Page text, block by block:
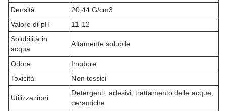
Densità
20,44 G/cm3
Valore di pH
11-12
Solubilità in
acqua
Altamente solubile
Odore
Inodore
Toxicità
Non tossici
Utilizzazioni
Detergenti, adesivi, trattamento delle acque,
ceramiche